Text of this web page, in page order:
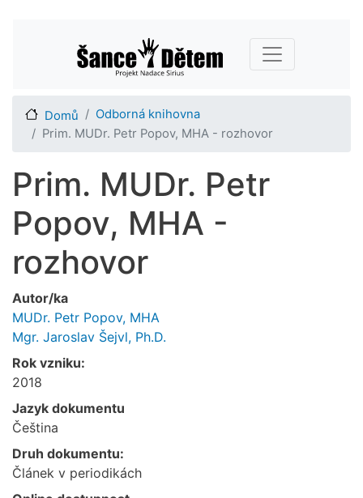
hlavnímu
obsahu
Main navigation
Domů
Odborná knihovna
Prim. MUDr. Petr Popov, MHA - rozhovor
Prim. MUDr. Petr
Popov, MHA -
rozhovor
Autor/ka
MUDr. Petr Popov, MHA
Mgr. Jaroslav Šejvl, Ph.D.
Rok vzniku:
2018
Jazyk dokumentu
Čeština
Druh dokumentu:
Článek v periodikách